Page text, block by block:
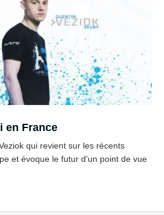
en France
qui revient sur les récents
et évoque le futur d'un point de vue